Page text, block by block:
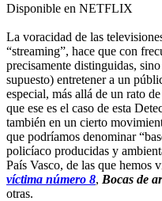
Disponible en NETFLIX
La voracidad de las
“streaming”, hace que con
precisamente distinguidas,
supuesto) entretener a un
especial, más allá de un rato
que ese es el caso de esta
también en un cierto
que podríamos denominar
policíaco producidas y
País Vasco, de las que hemos
víctima número 8, Bocas de
otras.